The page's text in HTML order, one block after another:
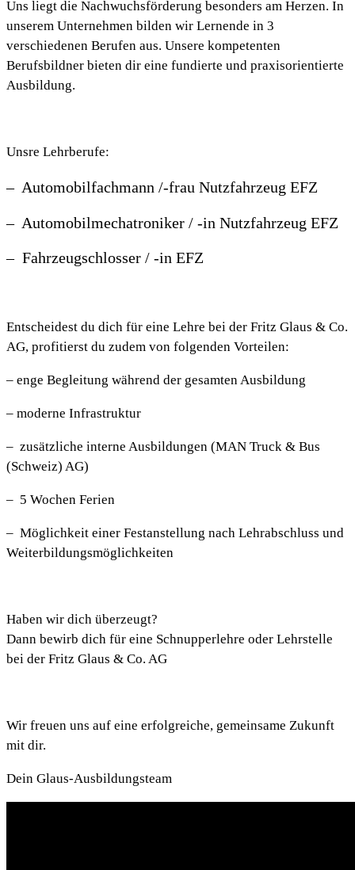
Uns liegt die Nachwuchsförderung besonders am Herzen. In
unserem Unternehmen bilden wir Lernende in 3
verschiedenen Berufen aus. Unsere kompetenten
Berufsbildner bieten dir eine fundierte und praxisorientierte
Ausbildung.
Unsre Lehrberufe:
– Automobilfachmann /-frau Nutzfahrzeug EFZ
– Automobilmechatroniker / -in Nutzfahrzeug EFZ
– Fahrzeugschlosser / -in EFZ
Entscheidest du dich für eine Lehre bei der Fritz Glaus & Co.
AG, profitierst du zudem von folgenden Vorteilen:
– enge Begleitung während der gesamten Ausbildung
– moderne Infrastruktur
– zusätzliche interne Ausbildungen (MAN Truck & Bus
(Schweiz) AG)
– 5 Wochen Ferien
– Möglichkeit einer Festanstellung nach Lehrabschluss und
Weiterbildungsmöglichkeiten
Haben wir dich überzeugt?
Dann bewirb dich für eine Schnupperlehre oder Lehrstelle
bei der Fritz Glaus & Co. AG
Wir freuen uns auf eine erfolgreiche, gemeinsame Zukunft
mit dir.
Dein Glaus-Ausbildungsteam